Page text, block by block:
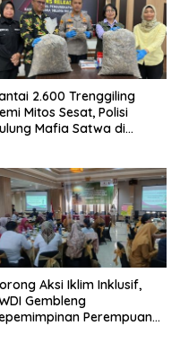
2.600 Trenggiling
Mitos Sesat, Polisi
Mafia Satwa di
Aksi Iklim Inklusif,
Gembleng
Perempuan